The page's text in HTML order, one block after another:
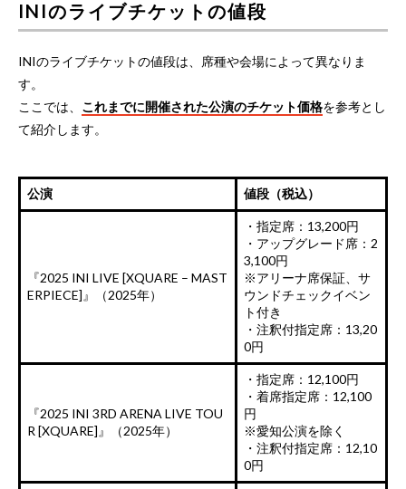
INIのライブチケットの値段
INIのライブチケットの値段は、席種や会場によって異なりま
す。
ここでは、 これまでに開催された公演のチケット価格を参考とし
て紹介します。
公演 値段（税込）
『2025 INI LIVE [XQUARE – MAST
ERPIECE]』（2025年）
・指定席：13,200円
・アップグレード席：2
3,100円
※アリーナ席保証、サ
ウンドチェックイベン
ト付き
・注釈付指定席：13,20
0円
『2025 INI 3RD ARENA LIVE TOU
R [XQUARE]』（2025年）
・指定席：12,100円
・着席指定席：12,100
円
※愛知公演を除く
・注釈付指定席：12,10
0円